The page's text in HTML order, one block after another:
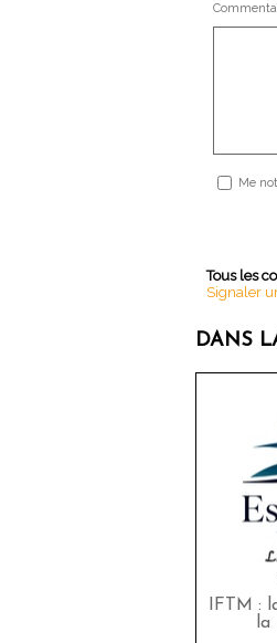
Me
Tous les
Signaler
DANS
IFTM :